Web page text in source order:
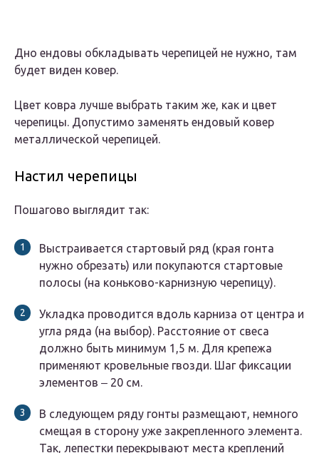
Дно ендовы обкладывать черепицей не нужно, там
будет виден ковер.
Цвет ковра лучше выбрать таким же, как и цвет
черепицы. Допустимо заменять ендовый ковер
металлической черепицей.
Настил черепицы
Пошагово выглядит так:
Выстраивается стартовый ряд (края гонта
нужно обрезать) или покупаются стартовые
полосы (на коньково-карнизную черепицу).
Укладка проводится вдоль карниза от центра и
угла ряда (на выбор). Расстояние от свеса
должно быть минимум 1,5 м. Для крепежа
применяют кровельные гвозди. Шаг фиксации
элементов ‒ 20 см.
В следующем ряду гонты размещают, немного
смещая в сторону уже закрепленного элемента.
Так, лепестки перекрывают места креплений